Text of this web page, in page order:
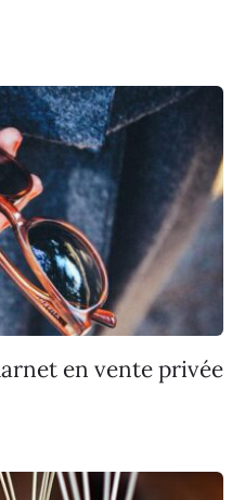
en vente privée